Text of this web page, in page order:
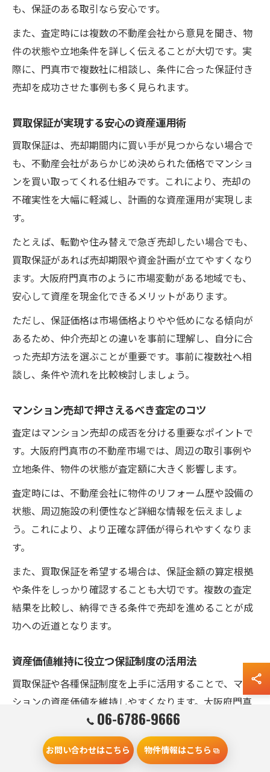
も、保証のある取引なら安心です。
また、査定時には複数の不動産会社から意見を聞き、物
件の状態や立地条件を詳しく伝えることが大切です。実
際に、門真市で複数社に相談し、条件に合った保証付き
売却を成功させた事例も多く見られます。
買取保証が実現する安心の資産運用術
買取保証は、売却期間内に買い手が見つからない場合で
も、不動産会社があらかじめ決められた価格でマンショ
ンを買い取ってくれる仕組みです。これにより、売却の
不確実性を大幅に軽減し、計画的な資産運用が実現しま
す。
たとえば、転勤や住み替えで急ぎ売却したい場合でも、
買取保証があれば売却期限や資金計画が立てやすくなり
ます。大阪府門真市のように市場変動がある地域でも、
安心して資産を現金化できるメリットがあります。
ただし、保証価格は市場価格よりやや低めになる傾向が
あるため、仲介売却との違いを事前に理解し、自分に合
った売却方法を選ぶことが重要です。事前に複数社へ相
談し、条件や流れを比較検討しましょう。
マンション売却で押さえるべき査定のコツ
査定はマンション売却の成否を分ける重要なポイントで
す。大阪府門真市の不動産市場では、周辺の取引事例や
立地条件、物件の状態が査定額に大きく影響します。
査定時には、不動産会社に物件のリフォーム歴や設備の
状態、周辺施設の利便性など詳細な情報を伝えましょ
う。これにより、より正確な評価が得られやすくなりま
す。
また、買取保証を希望する場合は、保証金額の算定根拠
や条件をしっかり確認することも大切です。複数の査定
結果を比較し、納得できる条件で売却を進めることが成
功への近道となります。
資産価値維持に役立つ保証制度の活用法
買取保証や各種保証制度を上手に活用することで、マン
ションの資産価値を維持しやすくなります。大阪府門真
市でも、不動産会社による保証付き売却サービスが増え
ており、売主にとって安心材料となっています。
たとえば、設備保証や瑕疵担保保証を付けることで、売
06-6786-9666
お問い合わせはこちら 物件情報はこちら